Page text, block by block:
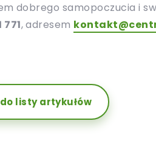
dobrego samopoczucia i
771, adresem
listy artykułów